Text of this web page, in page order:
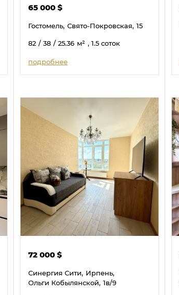
65 000 $
Гостомель, Свято-Покровская, 15
82 / 38 / 25.36 м² , 1.5 соток
подробнее
72 000 $
Синергия Сити, Ирпень,
Ольги Кобылянской, 1в/9